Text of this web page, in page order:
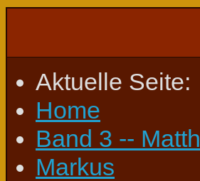
Aktuelle Seite:
Home
Band 3 --
Markus